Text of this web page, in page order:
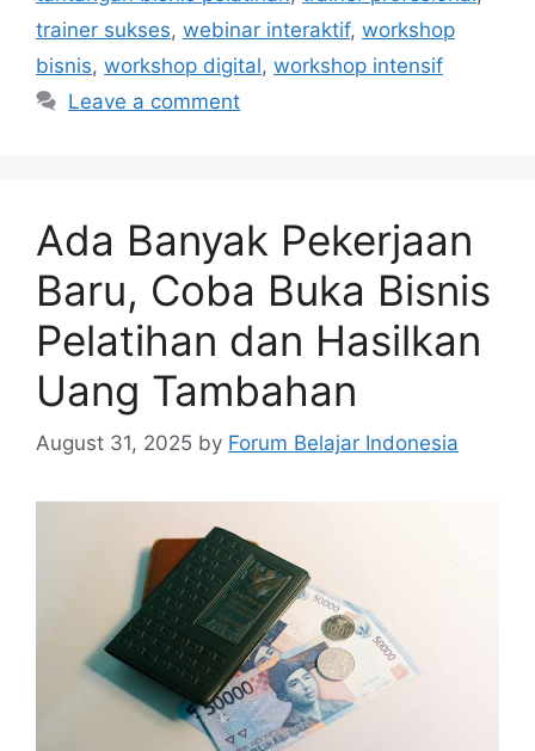
trainer sukses, webinar interaktif, workshop
bisnis, workshop digital, workshop intensif
Leave a comment
Ada Banyak Pekerjaan
Baru, Coba Buka Bisnis
Pelatihan dan Hasilkan
Uang Tambahan
August 31, 2025 by Forum Belajar Indonesia